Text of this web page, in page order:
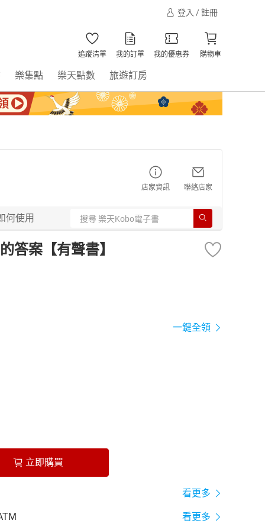
登入 / 註冊
追蹤清單 我的訂單 我的優惠券 購物車
樂集點 樂天點數 旅遊訂房
店家資訊 聯絡店家
何使用
答案【有聲書】
一鍵全領
立即購買
看更多
看更多